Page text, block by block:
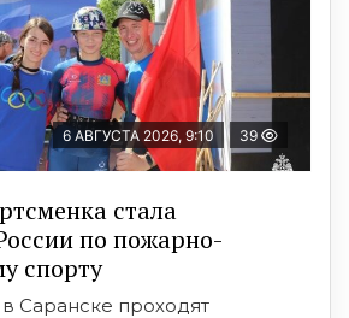
6 АВГУСТА 2026, 9:10 39
стала
по пожарно-
спорту
в Саранске проходят